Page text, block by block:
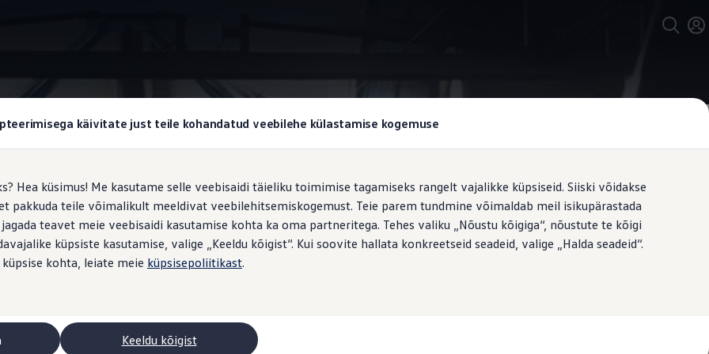
käivitate just teile kohandatud veebilehe külastamise kogemuse
Hea küsimus! Me kasutame selle veebisaidi täieliku toimimise tagamiseks rangelt vajalikke küpsiseid. Siiski võidakse
pakkuda teile võimalikult meeldivat veebilehitsemiskogemust. Teie parem tundmine võimaldab meil isikupärastada
teavet meie veebisaidi kasutamise kohta ka oma partneritega. Tehes valiku „Nõustu kõigiga“, nõustute te kõigi
küpsiste kasutamise, valige „Keeldu kõigist“. Kui soovite hallata konkreetseid seadeid, valige „Halda seadeid“.
kohta, leiate meie küpsisepoliitikast.
Keeldu kõigist
Ajamisüsteemid
eHybrid või täiselektriline:õige
teie sõitudeks
iga päev erinev: hommikul linnasõidud, pärastlõunal lennujaama- ja hotellitransfeerid, õhtul
peaaegu iga vajaduse jaoks vastav ajam – tugeva võimsuse, tõhusa kütusekulu ja kauakestva